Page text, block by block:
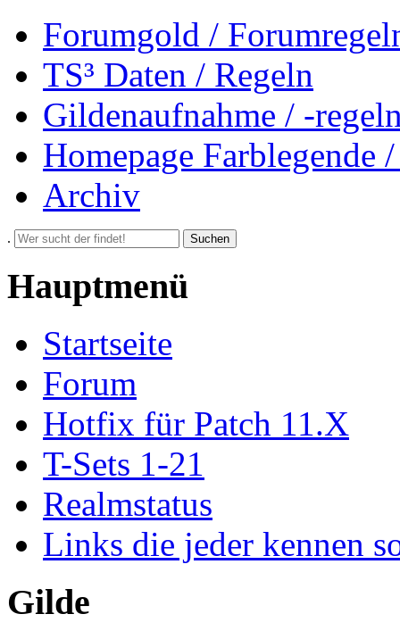
Forumgold /
TS³ Daten / Regeln
Gildenaufnahme / -
Homepage Farblegende
Archiv
. Suchen
Hauptmenü
Startseite
Forum
Hotfix für Patch 11.X
T-Sets 1-21
Realmstatus
Links die jeder kennen
Gilde